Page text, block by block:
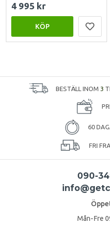
4 995 kr
KÖP
BESTÄLL INOM 3
60
FRI
090-
Mån-Fre